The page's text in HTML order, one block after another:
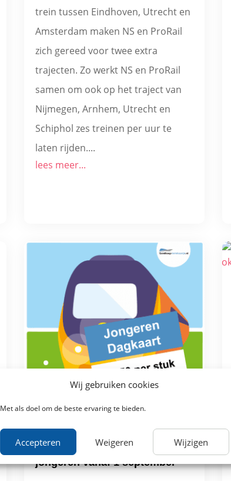
Wij gebruiken cookies
Met als doel om de beste ervaring te bieden.
Accepteren Weigeren Wijzigen
trein tussen Eindhoven, Utrecht en
Amsterdam maken NS en ProRail
zich gereed voor twee extra
trajecten. Zo werkt NS en ProRail
samen om ook op het traject van
Nijmegen, Arnhem, Utrecht en
Schiphol zes treinen per uur te
laten rijden....
lees meer...
Goedkope treinkaartjes voor
jongeren vanaf 1 september